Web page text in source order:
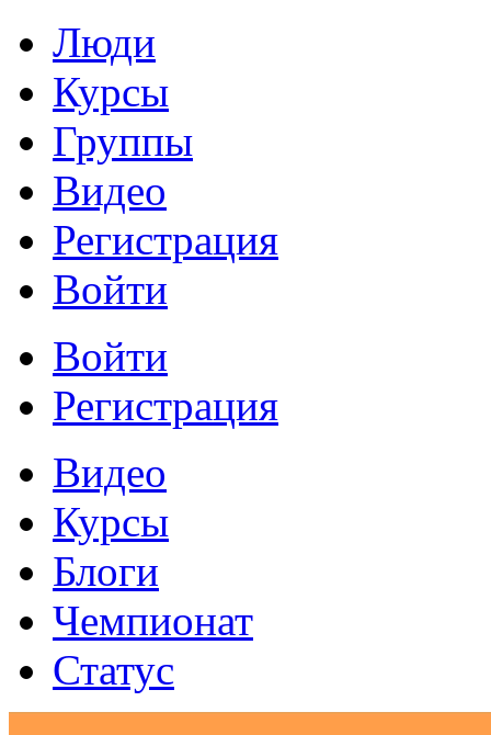
Люди
Курсы
Группы
Видео
Регистрация
Войти
Войти
Регистрация
Видео
Курсы
Блоги
Чемпионат
Статус